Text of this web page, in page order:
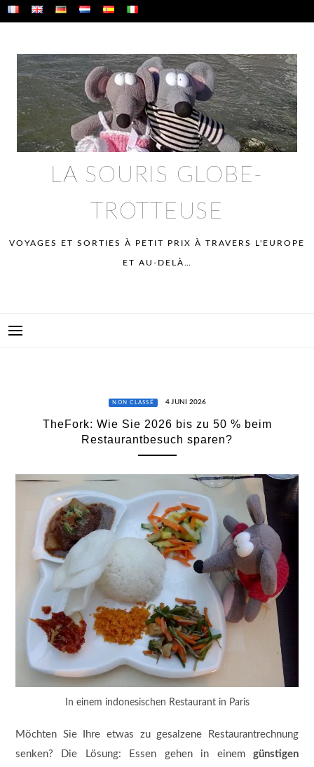
Skip
to
LA SOURIS GLOBE-
TROTTEUSE
VOYAGES ET SORTIES À PETIT PRIX À TRAVERS L'EUROPE
ET AU-DELÀ…
NON CLASSÉ 4 JUNI 2026
TheFork: Wie Sie 2026 bis zu 50 % beim
Restaurantbesuch sparen?
In einem indonesischen Restaurant in Paris
Möchten Sie Ihre etwas zu gesalzene Restaurantrechnung
senken? Die Lösung: Essen gehen in einemgünstigen